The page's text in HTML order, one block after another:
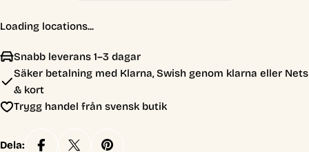
Loading locations...
Snabb leverans 1–3 dagar
Säker betalning med Klarna, Swish genom klarna eller Nets
& kort
Trygg handel från svensk butik
Dela: